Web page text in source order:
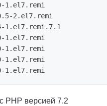
2.el7.remi
1.el7.remi
PHP версией 7.2